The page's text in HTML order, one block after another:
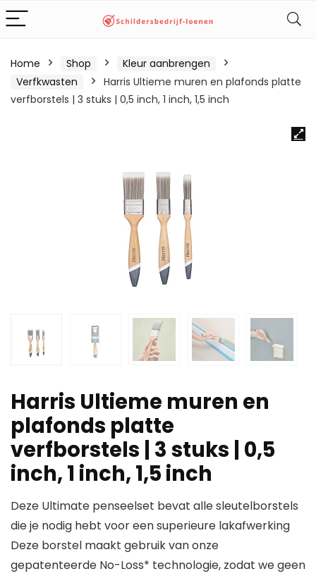
Home Shop
Kleur aanbrengen
Verfkwasten
Harris Ultieme muren en plafonds platte
verfborstels | 3 stuks | 0,5 inch, 1 inch, 1,5 inch
Harris Ultieme muren en
plafonds platte
verfborstels | 3 stuks | 0,5
inch, 1 inch, 1,5 inch
Deze Ultimate penseelset bevat alle sleutelborstels
die je nodig hebt voor een superieure lakafwerking
Deze borstel maakt gebruik van onze
gepatenteerde No-Loss* technologie, zodat we geen